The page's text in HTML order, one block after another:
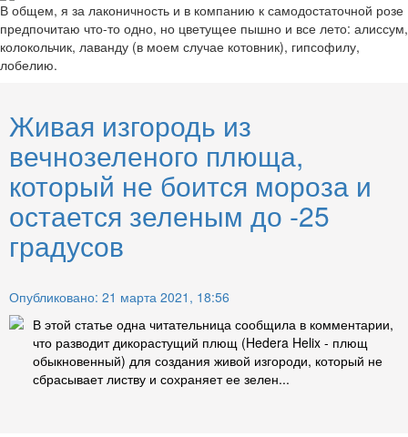
В общем, я за лаконичность и в компанию к самодостаточной розе
предпочитаю что-то одно, но цветущее пышно и все лето: алиссум,
колокольчик, лаванду (в моем случае котовник), гипсофилу,
лобелию.
Живая изгородь из
вечнозеленого плюща,
который не боится мороза и
остается зеленым до -25
градусов
Опубликовано: 21 марта 2021, 18:56
В этой статье одна читательница сообщила в комментарии,
что разводит дикорастущий плющ (Hedera Helix - плющ
обыкновенный) для создания живой изгороди, который не
сбрасывает листву и сохраняет ее зелен...